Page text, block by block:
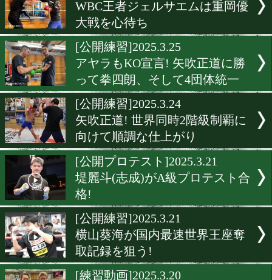
▶ 新着 KO KiNG ダイエット
[公開練習]2025.3.26
WBC王者ジェルサエムは
大戦を心待ち
[公開練習]2025.3.25
アヤラもKO宣言! 矢吹正道
って拳四朗、そして4団体
[公開練習]2025.3.24
矢吹正道! 世界同時2階級制
向けて順調な仕上がり
[公開プロテスト]2025.3.21
堤麗斗(志成)がA級プロテ